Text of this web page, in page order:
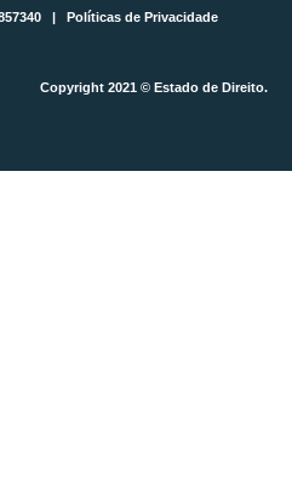
857340 | Políticas de Privacidade
Copyright 2021 © Estado de Direito.